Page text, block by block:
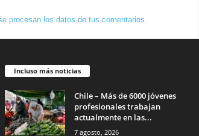
procesan los datos de tus comentarios.
Incluso más noticias
Chile – Más de 6000 jóvenes
profesionales trabajan
actualmente en las...
7 agosto, 2026